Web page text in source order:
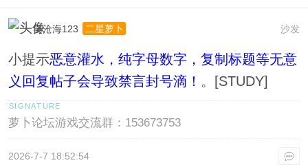
沙发
笑沧海123 二星萝卜
小提示恶意灌水，纯字母数字，复制标题等无意
义回复帖子会导致禁言封号滴！ 。[STUDY]
萝卜论坛游戏交流群：153673753
2026-7-7 18:52:54